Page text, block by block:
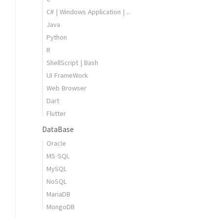
C# | Windows Application | ..
Java
Python
R
ShellScript | Bash
UI FrameWork
Web Browser
Dart
Flutter
DataBase
Oracle
MS-SQL
MySQL
NoSQL
MariaDB
MongoDB